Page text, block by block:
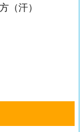
（汗）